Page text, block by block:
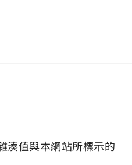
湊值與本網站所標示的